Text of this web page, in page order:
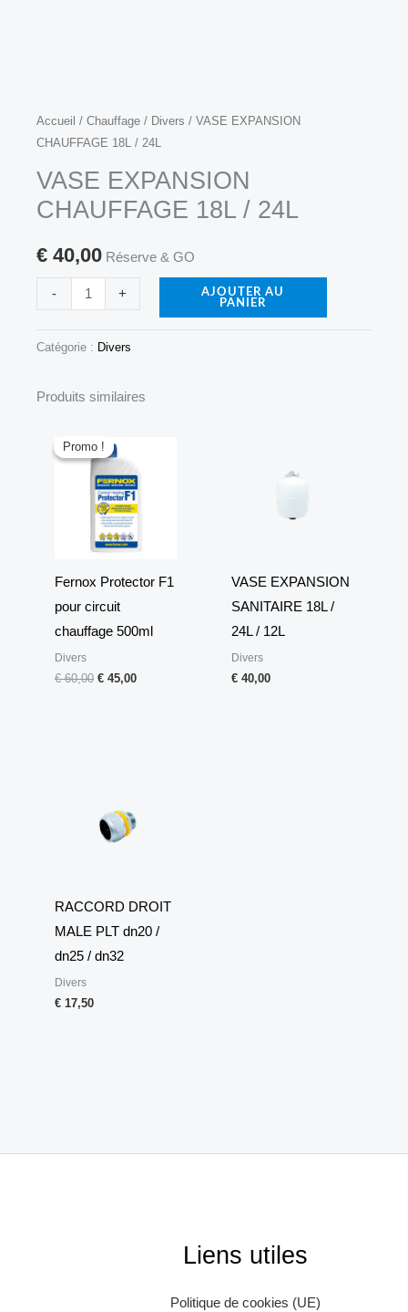
Accueil / Chauffage / Divers / VASE EXPANSION
CHAUFFAGE 18L / 24L
VASE EXPANSION
CHAUFFAGE 18L / 24L
€ 40,00 Réserve & GO
-
quantité
de
VASE
CHAUFFAGE
24L
+
AJOUTER AU
PANIER
Catégorie : Divers
Produits similaires
Promo !
Promo !
Fernox Protector F1
pour circuit
chauffage 500ml
Divers
€60,00
prix
initial
était :
€ 60,00.
€ 45,00
est :
€ 45,00.
VASE EXPANSION
SANITAIRE 18L /
24L / 12L
Divers
€ 40,00
RACCORD DROIT
MALE PLT dn20 /
dn25 / dn32
Divers
€ 17,50
Liens utiles
Politique de cookies (UE)